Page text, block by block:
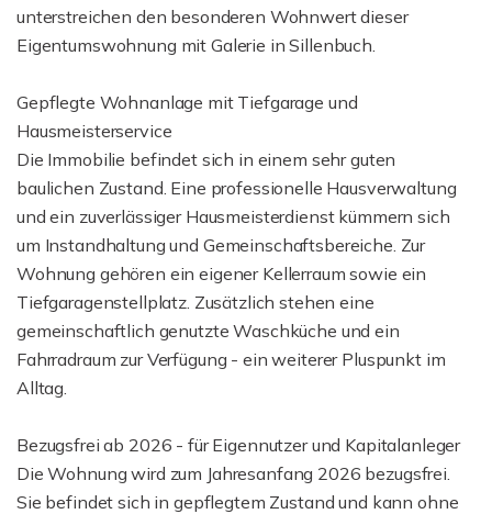
unterstreichen den besonderen Wohnwert dieser
Eigentumswohnung mit Galerie in Sillenbuch.
Gepflegte Wohnanlage mit Tiefgarage und
Hausmeisterservice
Die Immobilie befindet sich in einem sehr guten
baulichen Zustand. Eine professionelle Hausverwaltung
und ein zuverlässiger Hausmeisterdienst kümmern sich
um Instandhaltung und Gemeinschaftsbereiche. Zur
Wohnung gehören ein eigener Kellerraum sowie ein
Tiefgaragenstellplatz. Zusätzlich stehen eine
gemeinschaftlich genutzte Waschküche und ein
Fahrradraum zur Verfügung - ein weiterer Pluspunkt im
Alltag.
Bezugsfrei ab 2026 - für Eigennutzer und Kapitalanleger
Die Wohnung wird zum Jahresanfang 2026 bezugsfrei.
Sie befindet sich in gepflegtem Zustand und kann ohne